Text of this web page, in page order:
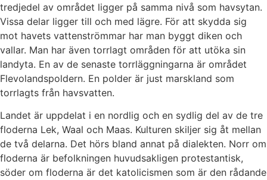
tredjedel av området ligger på samma nivå som havsytan.
Vissa delar ligger till och med lägre. För att skydda sig
mot havets vattenströmmar har man byggt diken och
vallar. Man har även torrlagt områden för att utöka sin
landyta. En av de senaste torrläggningarna är området
Flevolandspoldern. En polder är just marskland som
torrlagts från havsvatten.
Landet är uppdelat i en nordlig och en sydlig del av de tre
floderna Lek, Waal och Maas. Kulturen skiljer sig åt mellan
de två delarna. Det hörs bland annat på dialekten. Norr om
floderna är befolkningen huvudsakligen protestantisk,
söder om floderna är det katolicismen som är den rådande